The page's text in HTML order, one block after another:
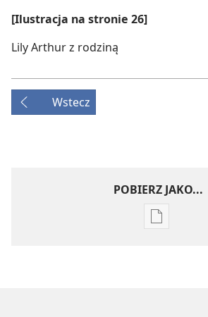
[Ilustracja na stronie 26]
Lily Arthur z rodziną
Wstecz
POBIERZ JAKO...
Ustawienia